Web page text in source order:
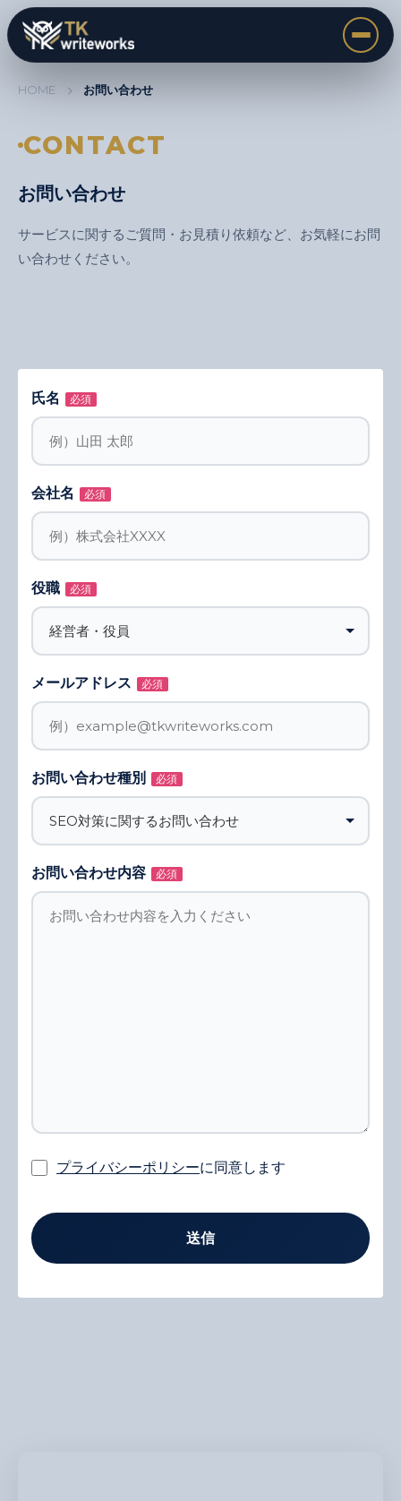
HOME お問い合わせ
CONTACT
お問い合わせ
サービスに関するご質問・お見積り依頼など、お気軽にお問
い合わせください。
氏名 必須
会社名 必須
役職 必須
メールアドレス 必須
お問い合わせ種別 必須
お問い合わせ内容 必須
プライバシーポリシーに同意します